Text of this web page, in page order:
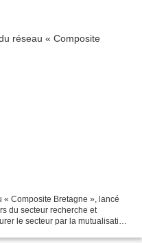
Composite Bretagne », lancé
du secteur recherche et
le secteur par la mutualisation